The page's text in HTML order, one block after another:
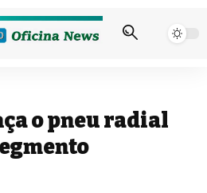
o pneu radial